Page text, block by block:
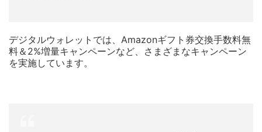
デジタルウォレットでは、Amazonギフト券交換手数料無
料＆2%増量キャンペーンなど、さまざまなキャンペーン
を実施しています。